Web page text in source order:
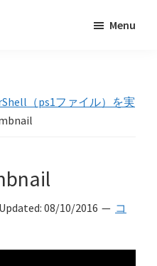
Menu
（ps1ファイル）を実
Updated: 08/10/2016
コ